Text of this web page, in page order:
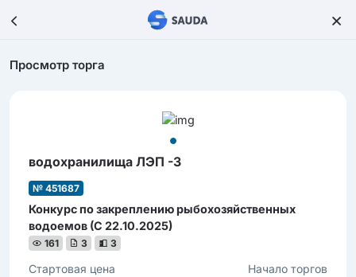
Просмотр торга
водохранилища ЛЭП -3
№ 451687
Конкурс по закреплению рыбохозяйственных
водоемов (С 22.10.2025)
161 3 3
Стартовая цена Начало торгов